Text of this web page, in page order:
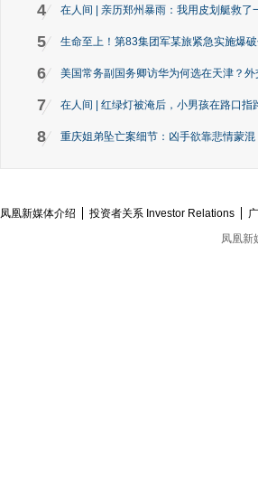
4 在人间 | 亲历郑州暴雨：我用皮划艇救了
5 生命至上！第83集团军某旅紧急实施爆
6 美国常务副国务卿访华为何选在天津？外
7 在人间 | 红绿灯被淹后，小男孩在路口指
8 重庆姐弟坠亡案细节：凶手欲靠悲情蒙
凤凰新媒体介绍 投资者关系 Investor Relations
凤凰新